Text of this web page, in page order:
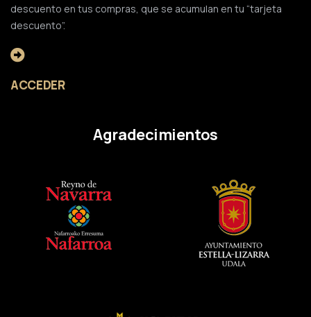
descuento en tus compras, que se acumulan en tu “tarjeta
descuento”.
ACCEDER
Agradecimientos